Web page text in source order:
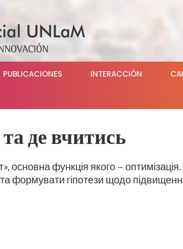
PUBLICACIONES INTERACCIÓN
де вчитись
основна функція якого – оптимізація.
та формувати гіпотези щодо